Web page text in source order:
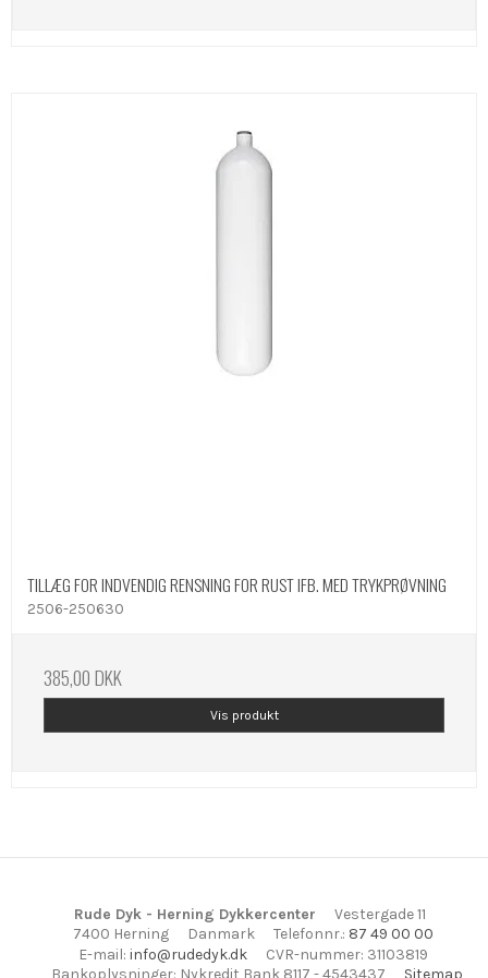
TILLÆG FOR INDVENDIG RENSNING FOR RUST IFB. MED TRYKPRØVNING
2506-250630
385,00 DKK
Vis produkt
Rude Dyk - Herning Dykkercenter
Vestergade 11
7400 Herning
Danmark Telefonnr.: 87 49 00 00
E-mail: info@rudedyk.dk CVR-nummer: 31103819
Bankoplysninger: Nykredit Bank 8117 - 4543437 Sitemap